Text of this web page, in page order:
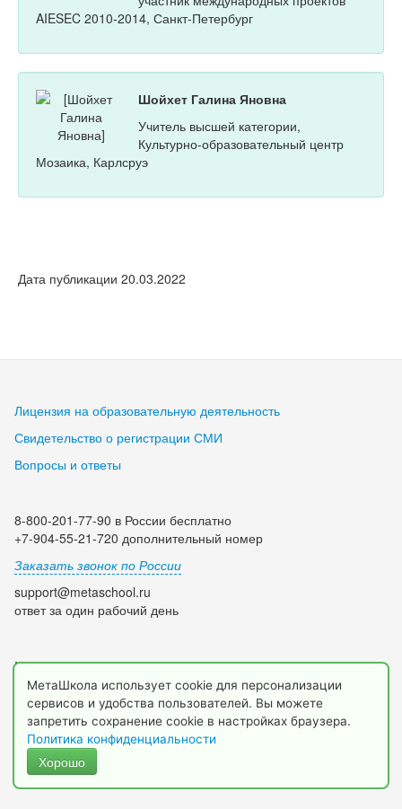
AIESEC 2010-2014, Санкт-Петербург
Шойхет Галина Яновна
Учитель высшей категории,
Культурно-образовательный центр
Мозаика, Карлсруэ
Дата публикации 20.03.2022
Лицензия на образовательную деятельность
Свидетельство о регистрации СМИ
Вопросы и ответы
8-800-201-77-90 в России бесплатно
+7-904-55-21-720 дополнительный номер
Заказать звонок по России
support@metaschool.ru
ответ за один рабочий день
Мы в социальных сетях:
© 2009-2026 МетаШкола, www.metaschool.ru
МетаШкола использует cookie для персонализации
сервисов и удобства пользователей. Вы можете
запретить сохранение cookie в настройках браузера.
Политика конфиденциальности
Хорошо